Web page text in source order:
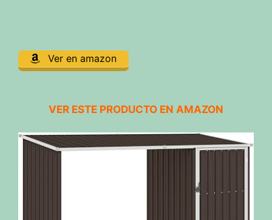
Ver en amazon
VER ESTE PRODUCTO EN AMAZON